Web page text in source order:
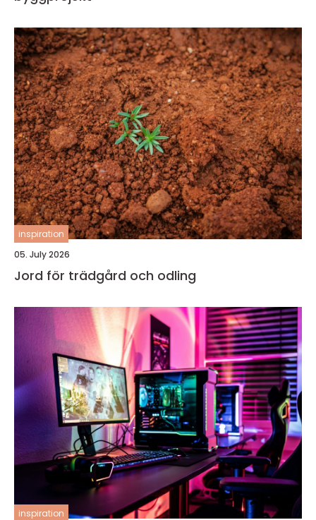
inspiration
05. July 2026
Jord för trädgård och odling
inspiration